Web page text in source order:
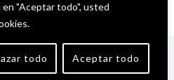
"Aceptar todo", usted
todo Aceptar todo
Español